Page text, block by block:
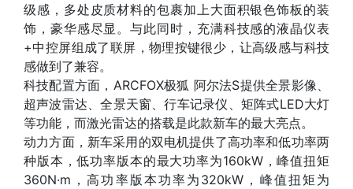
级感，多处皮质材料的包裹加上大面积银色饰板的装
饰，豪华感尽显。与此同时，充满科技感的液晶仪表
+中控屏组成了联屏，物理按键很少，让高级感与科技
感做到了兼容。
科技配置方面，ARCFOX极狐 阿尔法S提供全景影像、
超声波雷达、全景天窗、行车记录仪、矩阵式LED大灯
等功能，而激光雷达的搭载是此款新车的最大亮点。
动力方面，新车采用的双电机提供了高功率和低功率两
种版本，低功率版本的最大功率为160kW，峰值扭矩
360N·m，高功率版本功率为320kW，峰值扭矩为